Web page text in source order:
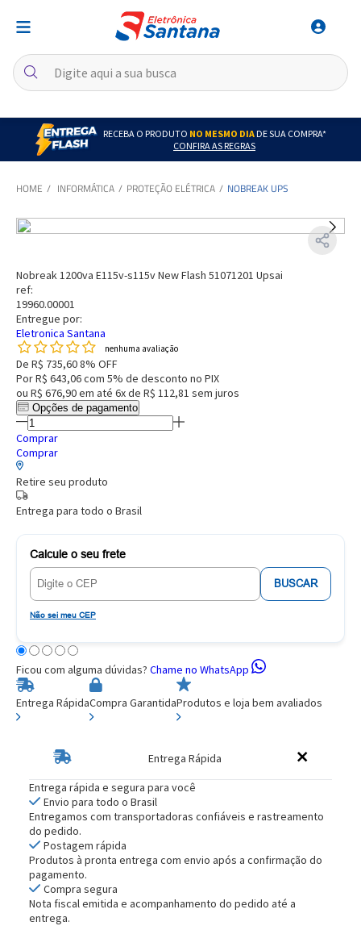
RECEBA O PRODUTO NO MESMO DIADE SUA COMPRA*
CONFIRA AS REGRAS
INFORMÁTICA PROTEÇÃO ELÉTRICA NOBREAK UPS
Nobreak 1200va E115v-s115v New Flash 51071201 Upsai
ref:
19960.00001
Entregue por:
Eletronica Santana
nenhuma avaliação
De R$ 735,608% OFF
PorR$ 643,06com 5% de desconto no PIX
ou R$ 676,90em até 6x de R$ 112,81 sem juros
Opções de pagamento
Comprar
Comprar
Retire seu produto
Entrega para todo o Brasil
Calcule o seu frete
BUSCAR
Não sei meu CEP
Ficou com alguma dúvidas? Chame no WhatsApp
Entrega RápidaCompra GarantidaProdutos e loja bem avaliados
Entrega Rápida
Entrega rápida e segura para você
Envio para todo o Brasil
Entregamos com transportadoras confiáveis e rastreamento
do pedido.
Postagem rápida
Produtos à pronta entrega com envio após a confirmação do
pagamento.
Compra segura
Nota fiscal emitida e acompanhamento do pedido até a
entrega.